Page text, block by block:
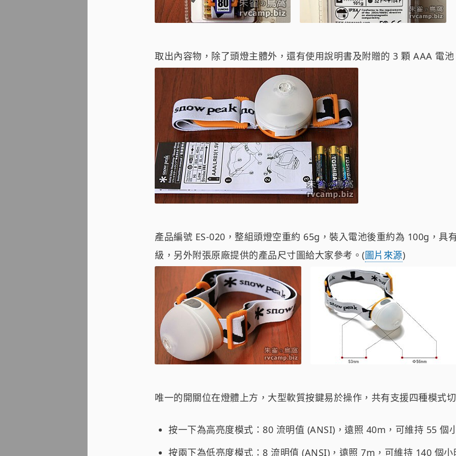
取出內容物，除了頭燈主體外，還有使用說明書及附贈的 3 顆 AAA 電
產品編號 ES-020，整組頭燈空重約 65g，裝入電池後重約為 100g，具
級，另外附張原廠提供的產品尺寸圖給大家參考。(圖片來源)
唯一的開關位在燈體上方，大型軟質按鍵易於操作，共有支援四種模式
按一下為高亮度模式：80 流明值 (ANSI)，遠照 40m，可維持 55 個
按兩下為低亮度模式：8 流明值 (ANSI)，遠照 7m，可維持 140 個小